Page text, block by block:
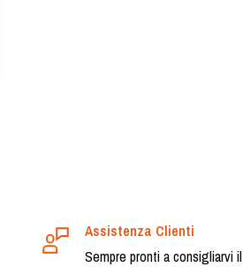
Assistenza Clienti
Sempre pronti a consigliarvi il